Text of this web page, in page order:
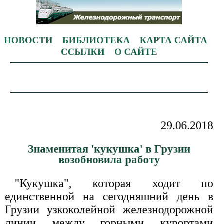
НОВОСТИ БИБЛИОТЕКА
КАРТА САЙТА
ССЫЛКИ
О САЙТЕ
29.06.2018
Знаменитая 'кукушка' в Грузии
возобновила работу
"Кукушка", которая ходит по
единственной на сегодняшний день в
Грузии узкоколейной железнодорожной